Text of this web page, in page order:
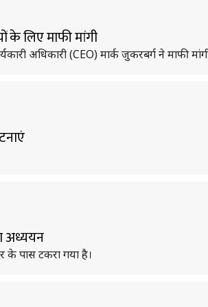
के लिए माफी मांगी
अधिकारी (CEO) मार्क जुकरबर्ग ने माफी
अध्ययन
पास टकरा गया है।